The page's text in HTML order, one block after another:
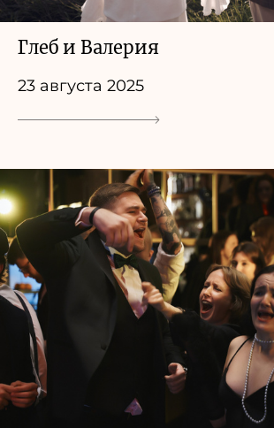
Глеб и Валерия
23 августа 2025